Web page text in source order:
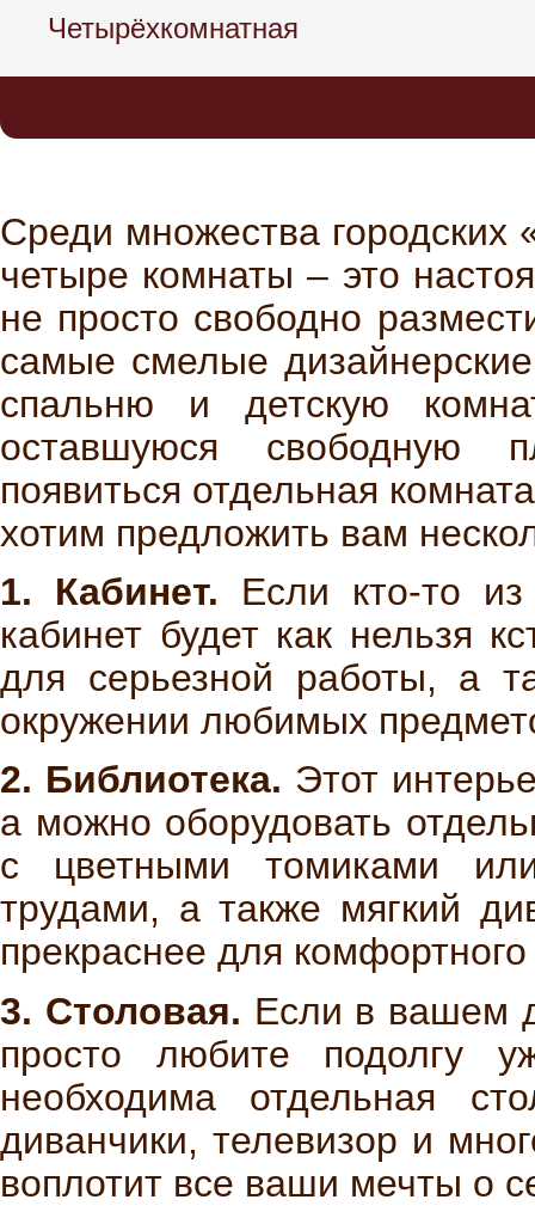
Четырёхкомнатная
Среди множества городских
четыре комнаты – это
не просто свободно
самые смелые
спальню и детскую
оставшуюся свободную
появиться отдельная
хотим предложить вам
1. Кабинет. Если кто-то
кабинет будет как нельзя
для серьезной работы, а
окружении любимых
2. Библиотека. Этот
а можно оборудовать
с цветными томиками
трудами, а также мягкий
прекраснее для
3. Столовая. Если в вашем
просто любите подолгу
необходима отдельная
диванчики, телевизор и
воплотит все ваши мечты о